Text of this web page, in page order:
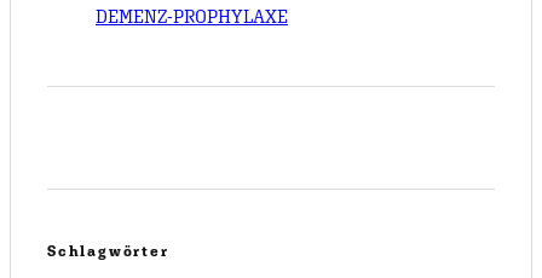
DEMENZ-PROPHYLAXE
Schlagwörter